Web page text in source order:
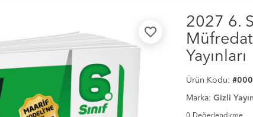
favorite_border
2027 6.
Yayınları
Ürün Kodu:
Marka: Gizli